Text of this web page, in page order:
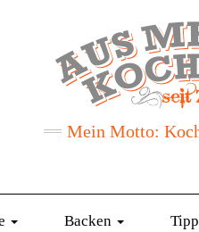
Mein Motto:
Backen